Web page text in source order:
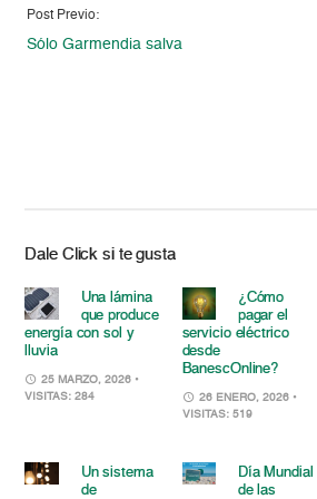
Post Previo:
Sólo Garmendia salva
Dale Click si te gusta
Una lámina
que produce
energía con sol y
lluvia
25 MARZO, 2026 •
VISITAS: 284
¿Cómo
pagar el
servicio eléctrico
desde
BanescOnline?
26 ENERO, 2026 •
VISITAS: 519
Un sistema
de
Día Mundial
de las